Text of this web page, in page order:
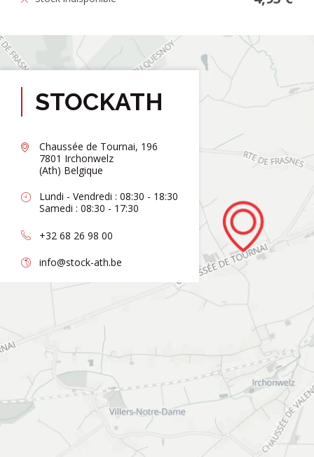
STOCKATH
Chaussée de Tournai, 196
7801 Irchonwelz
(Ath) Belgique
Lundi - Vendredi : 08:30 - 18:30
Samedi : 08:30 - 17:30
+32 68 26 98 00
info@stock-ath.be